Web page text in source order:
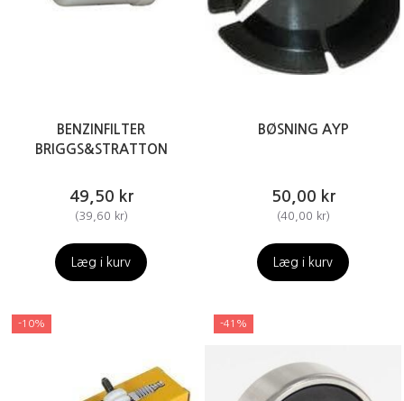
BENZINFILTER
BRIGGS&STRATTON
49,50 kr
(39,60 kr)
Læg i kurv
BØSNING AYP
50,00 kr
(40,00 kr)
Læg i kurv
-10% -41%